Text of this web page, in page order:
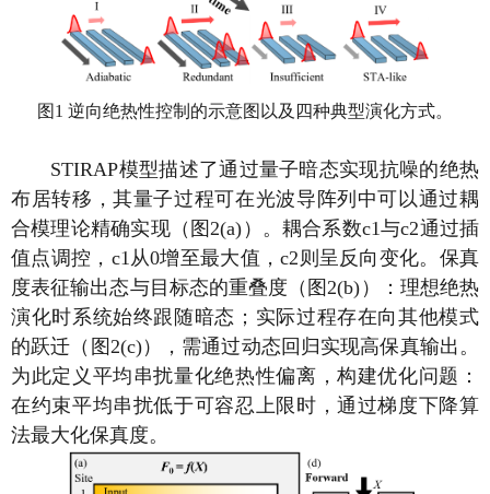
图 1 逆向绝热性控制的示意图以及四种典型演化方式。
STIRAP模型描述了通过量子暗态实现抗噪的绝热
布居转移，其量子过程可在光波导阵列中可以通过耦
合模理论精确实现（图2(a) ）。耦合系数c1与c2通过插
值点调控， c1从0增至最大值，c2 则呈反向变化。保真
度表征输出态与目标态的重叠度（图2(b) ）：理想绝热
演化时系统始终跟随暗态；实际过程存在向其他模式
的跃迁（图 2(c)），需通过动态回归实现高保真输出。
为此定义平均串扰量化绝热性偏离，构建优化问题：
在约束平均串扰低于可容忍上限时，通过梯度下降算
法最大化保真度。